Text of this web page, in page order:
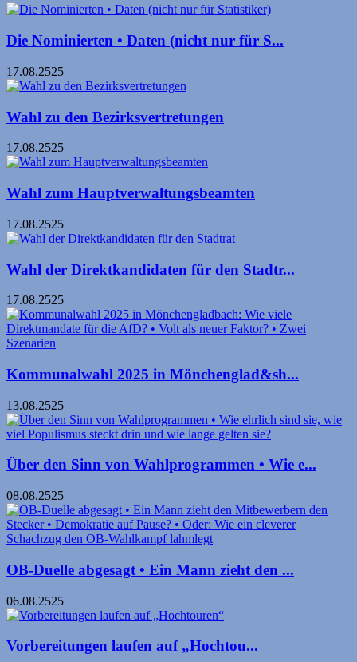
Die Nominierten • Daten (nicht nur für S...
17.08.2525
Wahl zu den Bezirksvertretungen
17.08.2525
Wahl zum Hauptverwaltungsbeamten
17.08.2525
Wahl der Direktkandidaten für den Stadtr...
17.08.2525
Kommunalwahl 2025 in Mönchen­glad&sh...
13.08.2525
Über den Sinn von Wahlprogrammen • Wie e...
08.08.2525
OB-Duelle abgesagt • Ein Mann zieht den ...
06.08.2525
Vorbereitungen laufen auf „Hochtou...